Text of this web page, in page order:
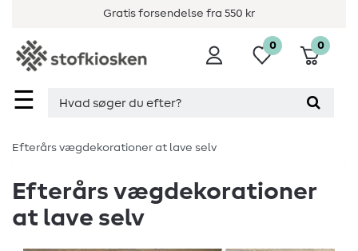
Gratis forsendelse fra 550 kr
☰
0 0
Efterårs vægdekorationer at lave selv
Efterårs vægdekorationer
at lave selv